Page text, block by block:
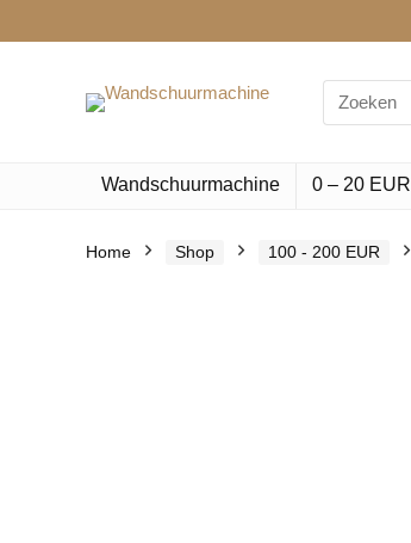
Search
for:
Wandschuurmachine 0 – 20 EUR
Home Shop 100 - 200 EUR